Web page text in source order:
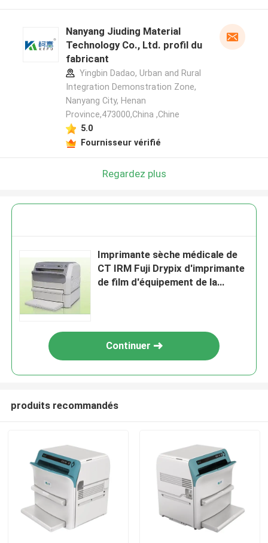
Nanyang Jiuding Material
Technology Co., Ltd. profil du
fabricant
Yingbin Dadao, Urban and Rural
Integration Demonstration Zone,
Nanyang City, Henan
Province,473000,China ,Chine
5.0
Fournisseur vérifié
Regardez plus
Imprimante sèche médicale de
CT IRM Fuji Drypix d'imprimante
de film d'équipement de la
Continuer
produits recommandés